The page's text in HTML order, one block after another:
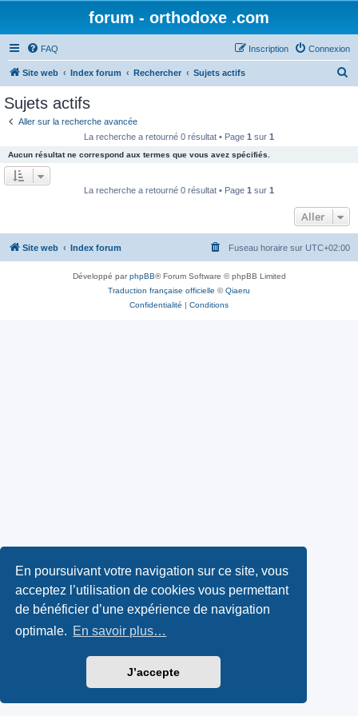
En poursuivant votre navigation sur ce site, vous
acceptez l’utilisation de cookies vous permettant
de bénéficier d’une expérience de navigation
optimale. En savoir plus…
J’accepte
forum - orthodoxe .com
FAQ Connexion
Inscription
Site web Index forum Rechercher Sujets actifs
e
r
Sujets actifs
Aller sur la recherche avancée
La recherche a retourné 0 résultat • Page 1 sur 1
Aucun résultat ne correspond aux termes que vous avez spécifiés.
La recherche a retourné 0 résultat • Page 1 sur 1
Aller
Site web Index forum Fuseau horaire sur UTC+02:00
Développé parphpBB® Forum Software © phpBB Limited
Traduction française officielle ©Qiaeru
Confidentialité | Conditions